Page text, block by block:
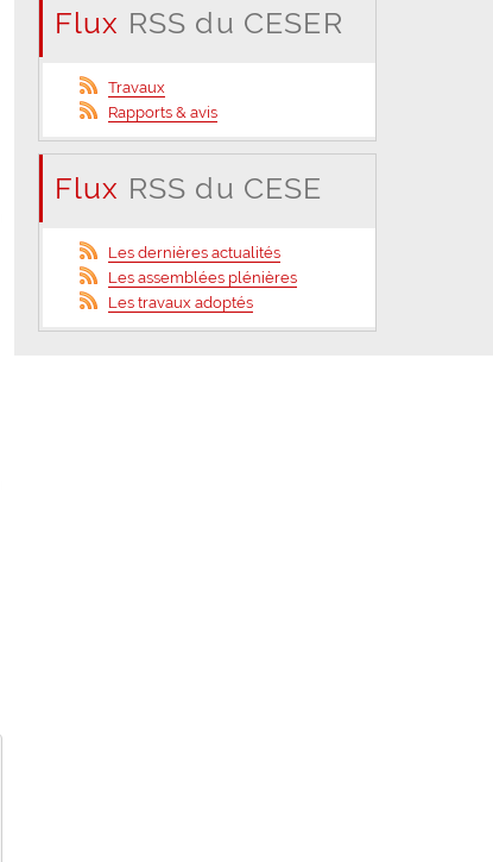
Flux RSS du CESER
Travaux
Rapports & avis
Flux RSS du CESE
Les dernières actualités
Les assemblées plénières
Les travaux adoptés